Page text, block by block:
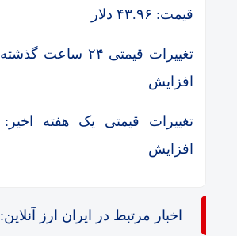
قیمت: ۴۳.۹۶ دلار
افزایش
افزایش
اخبار مرتبط در ایران ارز آنلاین: